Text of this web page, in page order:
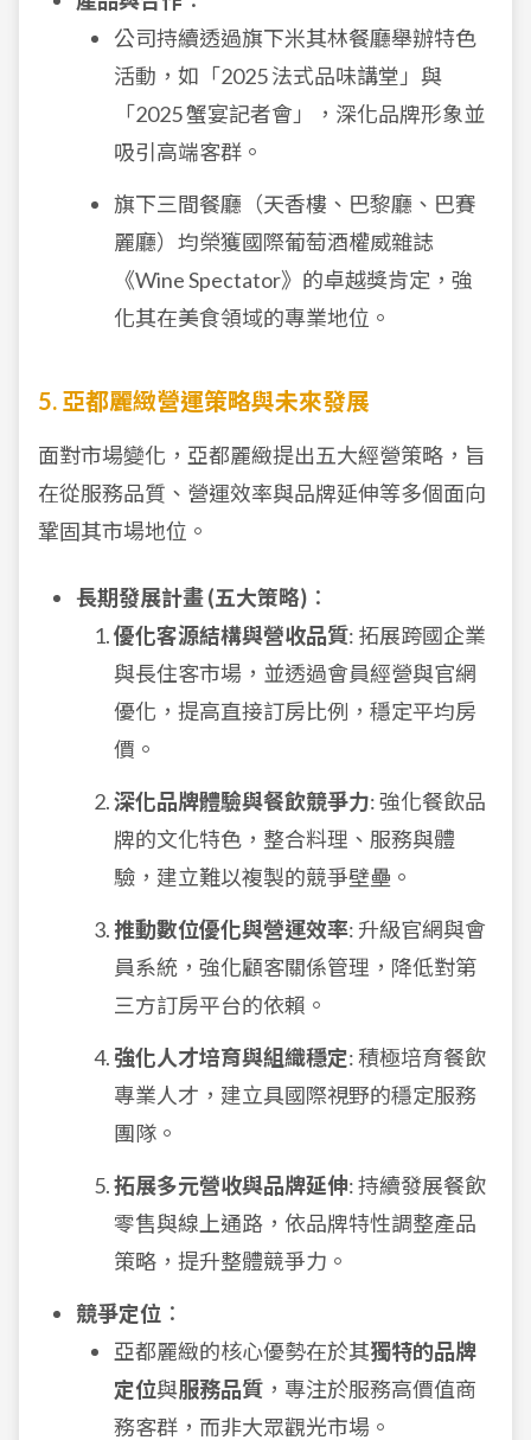
公司持續透過旗下米其林餐廳舉辦特色
活動，如「2025 法式品味講堂」與
「2025 蟹宴記者會」，深化品牌形象並
吸引高端客群。
旗下三間餐廳（天香樓、巴黎廳、巴賽
麗廳）均榮獲國際葡萄酒權威雜誌
《Wine Spectator》的卓越獎肯定，強
化其在美食領域的專業地位。
5. 亞都麗緻營運策略與未來發展
面對市場變化，亞都麗緻提出五大經營策略，旨
在從服務品質、營運效率與品牌延伸等多個面向
鞏固其市場地位。
長期發展計畫 (五大策略) ：
優化客源結構與營收品質: 拓展跨國企業
與長住客市場，並透過會員經營與官網
優化，提高直接訂房比例，穩定平均房
價。
深化品牌體驗與餐飲競爭力: 強化餐飲品
牌的文化特色，整合料理、服務與體
驗，建立難以複製的競爭壁壘。
推動數位優化與營運效率: 升級官網與會
員系統，強化顧客關係管理，降低對第
三方訂房平台的依賴。
強化人才培育與組織穩定: 積極培育餐飲
專業人才，建立具國際視野的穩定服務
團隊。
拓展多元營收與品牌延伸: 持續發展餐飲
零售與線上通路，依品牌特性調整產品
策略，提升整體競爭力。
競爭定位 ：
亞都麗緻的核心優勢在於其獨特的品牌
定位與服務品質 ，專注於服務高價值商
務客群，而非大眾觀光市場。